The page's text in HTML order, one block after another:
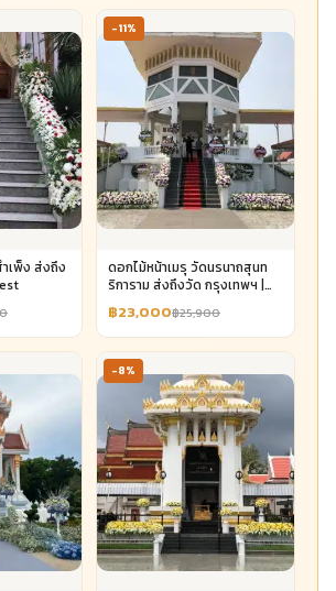
เพ็ง ส่งถึง
-11%
ดอกไม้หน้าเมรุ วัดนรนาถสุนท
ริการาม ส่งถึงวัด กรุงเทพฯ |
Aorest
฿23,000฿25,900
-8%